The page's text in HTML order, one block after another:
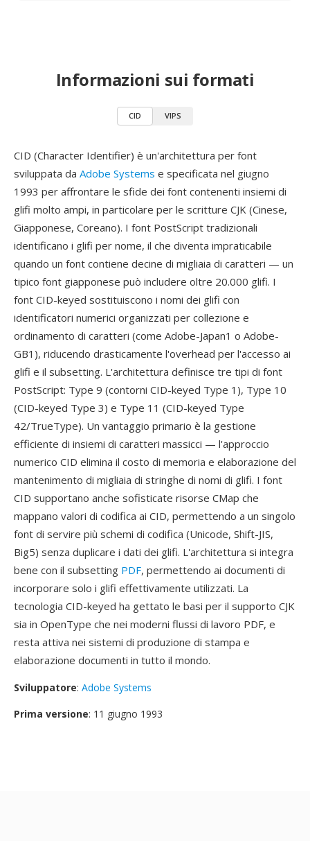
Informazioni sui formati
CID VIPS
CID (Character Identifier) è un'architettura per font
sviluppata da Adobe Systems e specificata nel giugno
1993 per affrontare le sfide dei font contenenti insiemi di
glifi molto ampi, in particolare per le scritture CJK (Cinese,
Giapponese, Coreano). I font PostScript tradizionali
identificano i glifi per nome, il che diventa impraticabile
quando un font contiene decine di migliaia di caratteri — un
tipico font giapponese può includere oltre 20.000 glifi. I
font CID-keyed sostituiscono i nomi dei glifi con
identificatori numerici organizzati per collezione e
ordinamento di caratteri (come Adobe-Japan1 o Adobe-
GB1), riducendo drasticamente l'overhead per l'accesso ai
glifi e il subsetting. L'architettura definisce tre tipi di font
PostScript: Type 9 (contorni CID-keyed Type 1), Type 10
(CID-keyed Type 3) e Type 11 (CID-keyed Type
42/TrueType). Un vantaggio primario è la gestione
efficiente di insiemi di caratteri massicci — l'approccio
numerico CID elimina il costo di memoria e elaborazione del
mantenimento di migliaia di stringhe di nomi di glifi. I font
CID supportano anche sofisticate risorse CMap che
mappano valori di codifica ai CID, permettendo a un singolo
font di servire più schemi di codifica (Unicode, Shift-JIS,
Big5) senza duplicare i dati dei glifi. L'architettura si integra
bene con il subsetting PDF, permettendo ai documenti di
incorporare solo i glifi effettivamente utilizzati. La
tecnologia CID-keyed ha gettato le basi per il supporto CJK
sia in OpenType che nei moderni flussi di lavoro PDF, e
resta attiva nei sistemi di produzione di stampa e
elaborazione documenti in tutto il mondo.
Sviluppatore: Adobe Systems
Prima versione: 11 giugno 1993